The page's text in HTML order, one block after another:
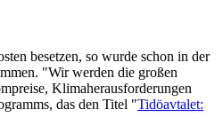
besetzen, so wurde schon in der
"Wir werden die großen
Klimaherausforderungen
das den Titel "Tidöavtalet: